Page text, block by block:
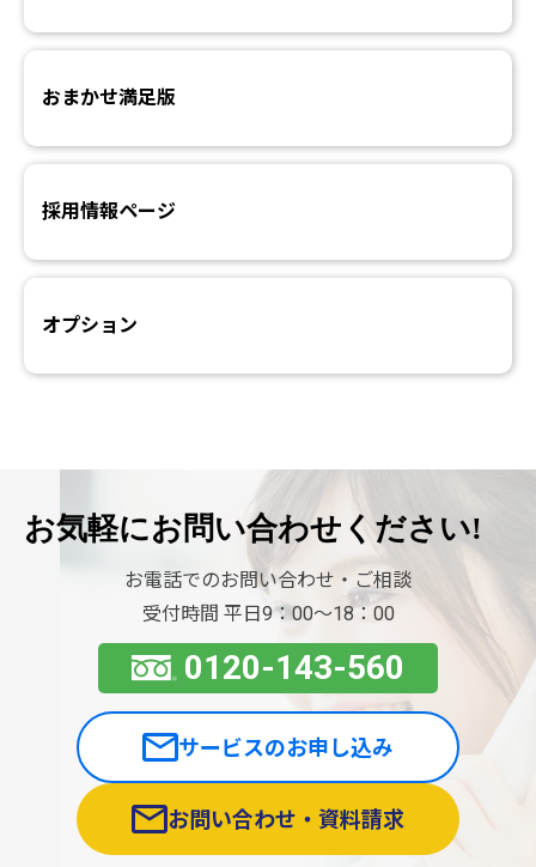
おまかせ満足版
採用情報ページ
オプション
お気軽にお問い合わせください!
お電話でのお問い合わせ・ご相談
受付時間 平日9：00〜18：00
0120-143-560
サービスのお申し込み
お問い合わせ・資料請求